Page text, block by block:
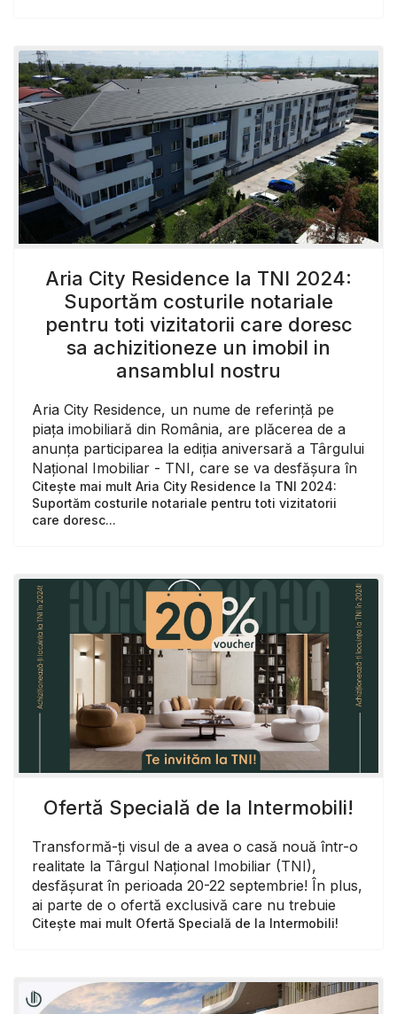
Aria City Residence la TNI 2024:
Suportăm costurile notariale
pentru toti vizitatorii care doresc
sa achizitioneze un imobil in
ansamblul nostru
Aria City Residence, un nume de referință pe
piața imobiliară din România, are plăcerea de a
anunța participarea la ediția aniversară a Târgului
Național Imobiliar - TNI, care se va desfășura în
Citește mai mult Aria City Residence la TNI 2024:
Suportăm costurile notariale pentru toti vizitatorii
care doresc...
Ofertă Specială de la Intermobili!
Transformă-ți visul de a avea o casă nouă într-o
realitate la Târgul Național Imobiliar (TNI),
desfășurat în perioada 20-22 septembrie! În plus,
ai parte de o ofertă exclusivă care nu trebuie
Citește mai mult Ofertă Specială de la Intermobili!